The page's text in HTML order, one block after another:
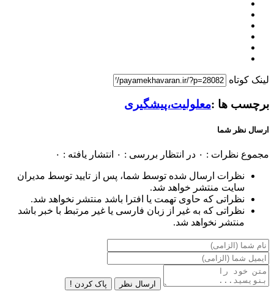
لینک کوتاه
برچسب ها :معلولیت،پیشگیری
ارسال نظر شما
مجموع نظرات : ۰ در انتظار بررسی : ۰ انتشار یافته : ۰
نظرات ارسال شده توسط شما، پس از تایید توسط مدیران
سایت منتشر خواهد شد.
نظراتی که حاوی تهمت یا افترا باشد منتشر نخواهد شد.
نظراتی که به غیر از زبان فارسی یا غیر مرتبط با خبر باشد
منتشر نخواهد شد.
ارسال نظر پاک کردن !